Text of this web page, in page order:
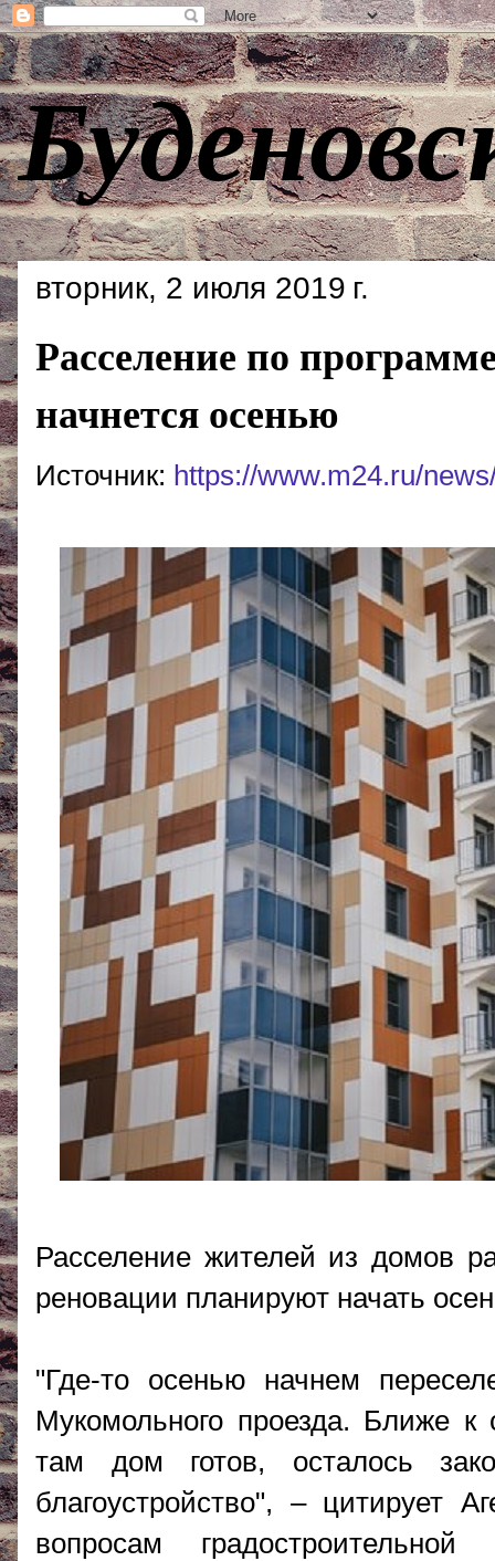
вторник, 2 июля 2019 г.
Расселение по
начнется осенью
Источник: https://www.m24.ru/
Расселение жителей из домов
реновации планируют начать
"Где-то осенью начнем
Мукомольного проезда. Ближе к
там дом готов, осталось
благоустройство", – цитирует
вопросам